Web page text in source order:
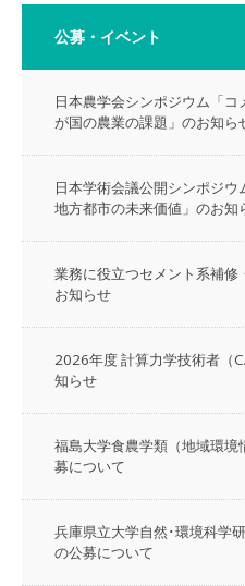
公募・イベント
日本農学会シンポジウム「
が国の農業の課題」のお知ら
日本学術会議公開シンポジ
地方都市の未来価値」のお知
業務に役立つセメント系補
お知らせ
2026年度 計算力学技術者（
知らせ
福島大学食農学類（地域環
募について
兵庫県立大学自然･環境科学
の公募について